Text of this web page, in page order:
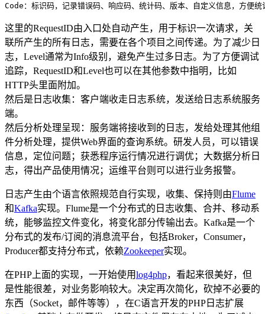
这里的RequestID由入口处自动产生，用于标识一次请求，关
联所产生的所有日志，需要在各个项目之间传递。为了减少日
志，Level通常为Info级别，避免产生过多日志。为了方便调试
追踪，RequestID和Level也可以在其他参数中指明，比如
HTTP头里面附加。
然后是日志收集：客户端收走日志系统，发送给日志系统服务
端。
然后分析处理呈现：服务端将接收到的日志，发给处理其他组
件分析处理，提供Web界面的查询系统。研发人员，可以错误
信息，定位问题；获悉程序运行情况进行调优；大数据分析日
志，得出产品使用情况；运维平台则可以进行业务报警。
日志产生由个语言依照规范自行实现，收集、保持则由Flume
和Kafka实现。Flume是一个分布式的日志收集、合并、移动系
统，能够监控文件变化，将变化部分传输出去。Kafka是一个
分布式的发布/订阅的消息流平台，包括Broker，Consumer，
Producer都支持分布式，依赖Zookeeper实现。
在PHP上面的实现，一开始使用log4php，看起来很美好，但
是性能很差，对业务影响较大。决定再次简化，砍掉不必要的
东西（Socket，邮件等等），在C语言开发的PHP日志扩展